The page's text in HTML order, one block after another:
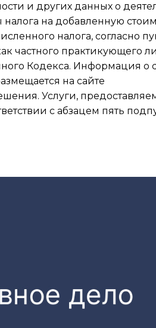
и других данных о
на добавленную
налога, согласно
частного практикующего
Кодекса. Информация о
на сайте
Услуги,
с абзацем пять